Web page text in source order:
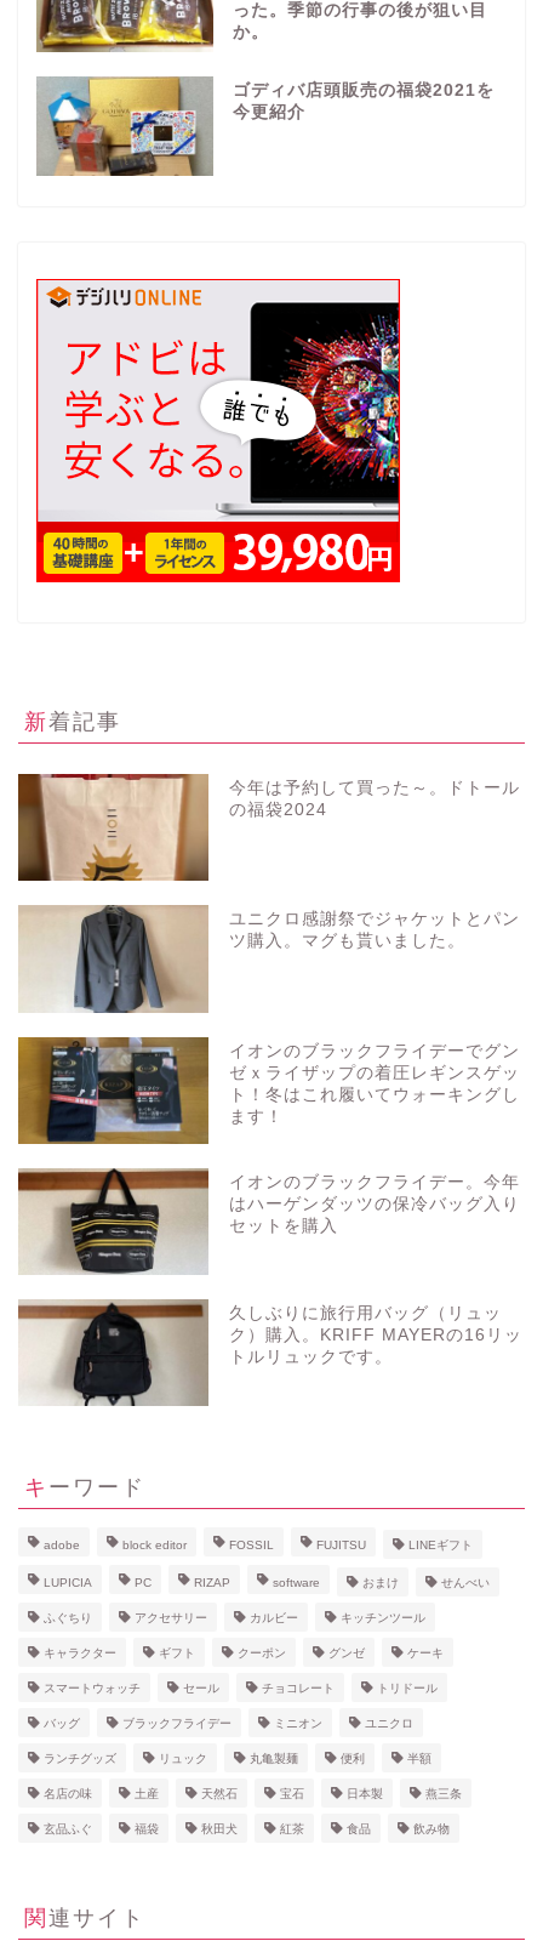
った。季節の行事の後が狙い目
か。
ゴディバ店頭販売の福袋2021を
今更紹介
新着記事
今年は予約して買った～。ドトール
の福袋2024
ユニクロ感謝祭でジャケットとパン
ツ購入。マグも貰いました。
イオンのブラックフライデーでグン
ゼｘライザップの着圧レギンスゲッ
ト！冬はこれ履いてウォーキングし
ます！
イオンのブラックフライデー。今年
はハーゲンダッツの保冷バッグ入り
セットを購入
久しぶりに旅行用バッグ（リュッ
ク）購入。KRIFF MAYERの16リッ
トルリュックです。
キーワード
adobe block editor FOSSIL FUJITSU LINEギフト
LUPICIA PC RIZAP software おまけ せんべい
ふぐちり アクセサリー カルビー キッチンツール
キャラクター ギフト クーポン グンゼ ケーキ
スマートウォッチ セール チョコレート トリドール
バッグ ブラックフライデー ミニオン ユニクロ
ランチグッズ リュック 丸亀製麺 便利 半額
名店の味 土産 天然石 宝石 日本製 燕三条
玄品ふぐ 福袋 秋田犬 紅茶 食品 飲み物
関連サイト